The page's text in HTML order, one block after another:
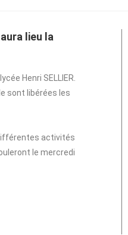
lieu la
Henri SELLIER.
sont libérées les
activités
le mercredi